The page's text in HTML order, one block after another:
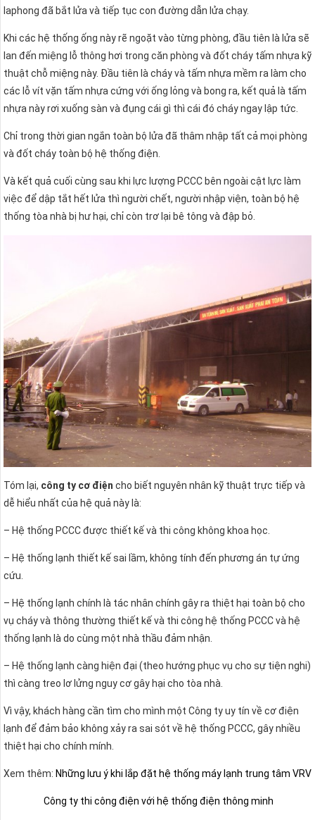
laphong đã bắt lửa và tiếp tục con đường dẫn lửa chạy.
Khi các hệ thống ống này rẽ ngoặt vào từng phòng, đầu tiên là lửa sẽ
lan đến miệng lỗ thông hơi trong căn phòng và đốt cháy tấm nhựa kỹ
thuật chỗ miệng này. Đầu tiên là cháy và tấm nhựa mềm ra làm cho
các lỗ vít vặn tấm nhựa cứng với ống lỏng và bong ra, kết quả là tấm
nhựa này rơi xuống sàn và đụng cái gì thì cái đó cháy ngay lập tức.
Chỉ trong thời gian ngắn toàn bộ lửa đã thâm nhập tất cả mọi phòng
và đốt cháy toàn bộ hệ thống điện.
Và kết quả cuối cùng sau khi lực lượng PCCC bên ngoài cật lực làm
việc để dập tắt hết lửa thì người chết, người nhập viện, toàn bộ hệ
thống tòa nhà bị hư hại, chỉ còn trơ lại bê tông và đập bỏ.
Tóm lại, công ty cơ điện cho biết nguyên nhân kỹ thuật trực tiếp và
dễ hiểu nhất của hệ quả này là:
– Hệ thống PCCC được thiết kế và thi công không khoa học.
– Hệ thống lạnh thiết kế sai lầm, không tính đến phương án tự ứng
cứu.
– Hệ thống lạnh chính là tác nhân chính gây ra thiệt hại toàn bộ cho
vụ cháy và thông thường thiết kế và thi công hệ thống PCCC và hệ
thống lạnh là do cùng một nhà thầu đảm nhận.
– Hệ thống lạnh càng hiện đại (theo hướng phục vụ cho sự tiện nghi)
thì càng treo lơ lửng nguy cơ gây hại cho tòa nhà.
Vì vậy, khách hàng cần tìm cho mình một Công ty uy tín về cơ điện
lạnh để đảm bảo không xảy ra sai sót về hệ thống PCCC, gây nhiều
thiệt hại cho chính mính.
Xem thêm: Những lưu ý khi lắp đặt hệ thống máy lạnh trung tâm VRV
Công ty thi công điện với hệ thống điện thông minh